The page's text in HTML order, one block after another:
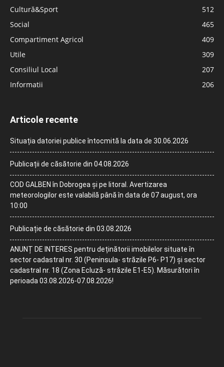
Cultură&Sport
512
Social
465
Compartiment Agricol
409
Utile
309
Consiliul Local
207
Informatii
206
Articole recente
Situația datoriei publice întocmită la data de 30.06.2026
Publicații de căsătorie din 04.08.2026
COD GALBEN în Dobrogea și pe litoral. Avertizarea
meteorologilor este valabilă până în data de 07 august, ora
10:00
Publicație de căsătorie din 03.08.2026
ANUNȚ DE INTERES pentru deținătorii imobilelor situate în
sector cadastral nr. 30 (Peninsula- străzile P6- P17) și sector
cadastral nr. 18 (Zona Ecluză- străzile E1-E5). Măsurători în
perioada 03.08.2026-07.08.2026!